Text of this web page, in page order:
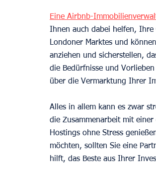
Eine Airbnb-
Ihnen auch dabei helfen, Ihre
Londoner Marktes und
anziehen und sicherstellen,
die Bedürfnisse und
über die Vermarktung Ihrer
Alles in allem kann es zwar
die Zusammenarbeit mit
Hostings ohne Stress
möchten, sollten Sie eine
hilft, das Beste aus Ihrer